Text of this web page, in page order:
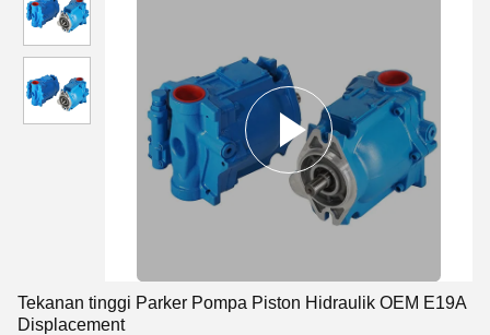
Tekanan tinggi Parker Pompa Piston Hidraulik OEM E19A
Displacement